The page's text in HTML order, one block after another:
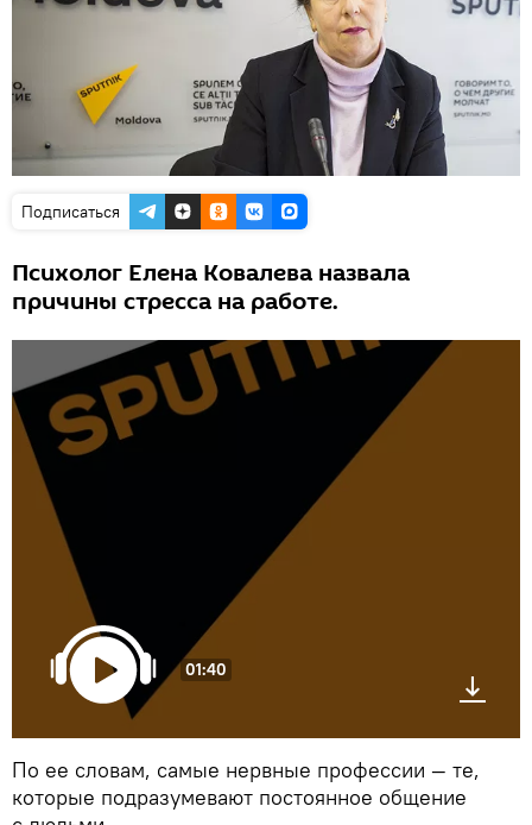
Подписаться
Психолог Елена Ковалева назвала
причины стресса на работе.
01:40
По ее словам, самые нервные профессии — те,
которые подразумевают постоянное общение